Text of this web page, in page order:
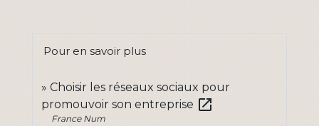
Pour en savoir plus
Choisir les réseaux sociaux pour
promouvoir son entreprise open_in_new
France Num